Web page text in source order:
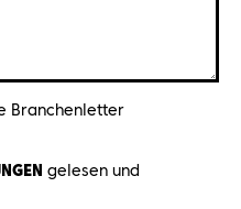
Branchenletter
gelesen und